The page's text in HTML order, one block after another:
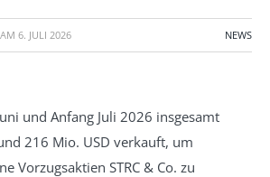
AM 6. JULI 2026 NEWS
und Anfang Juli 2026 insgesamt
216 Mio. USD verkauft, um
Vorzugsaktien STRC & Co. zu